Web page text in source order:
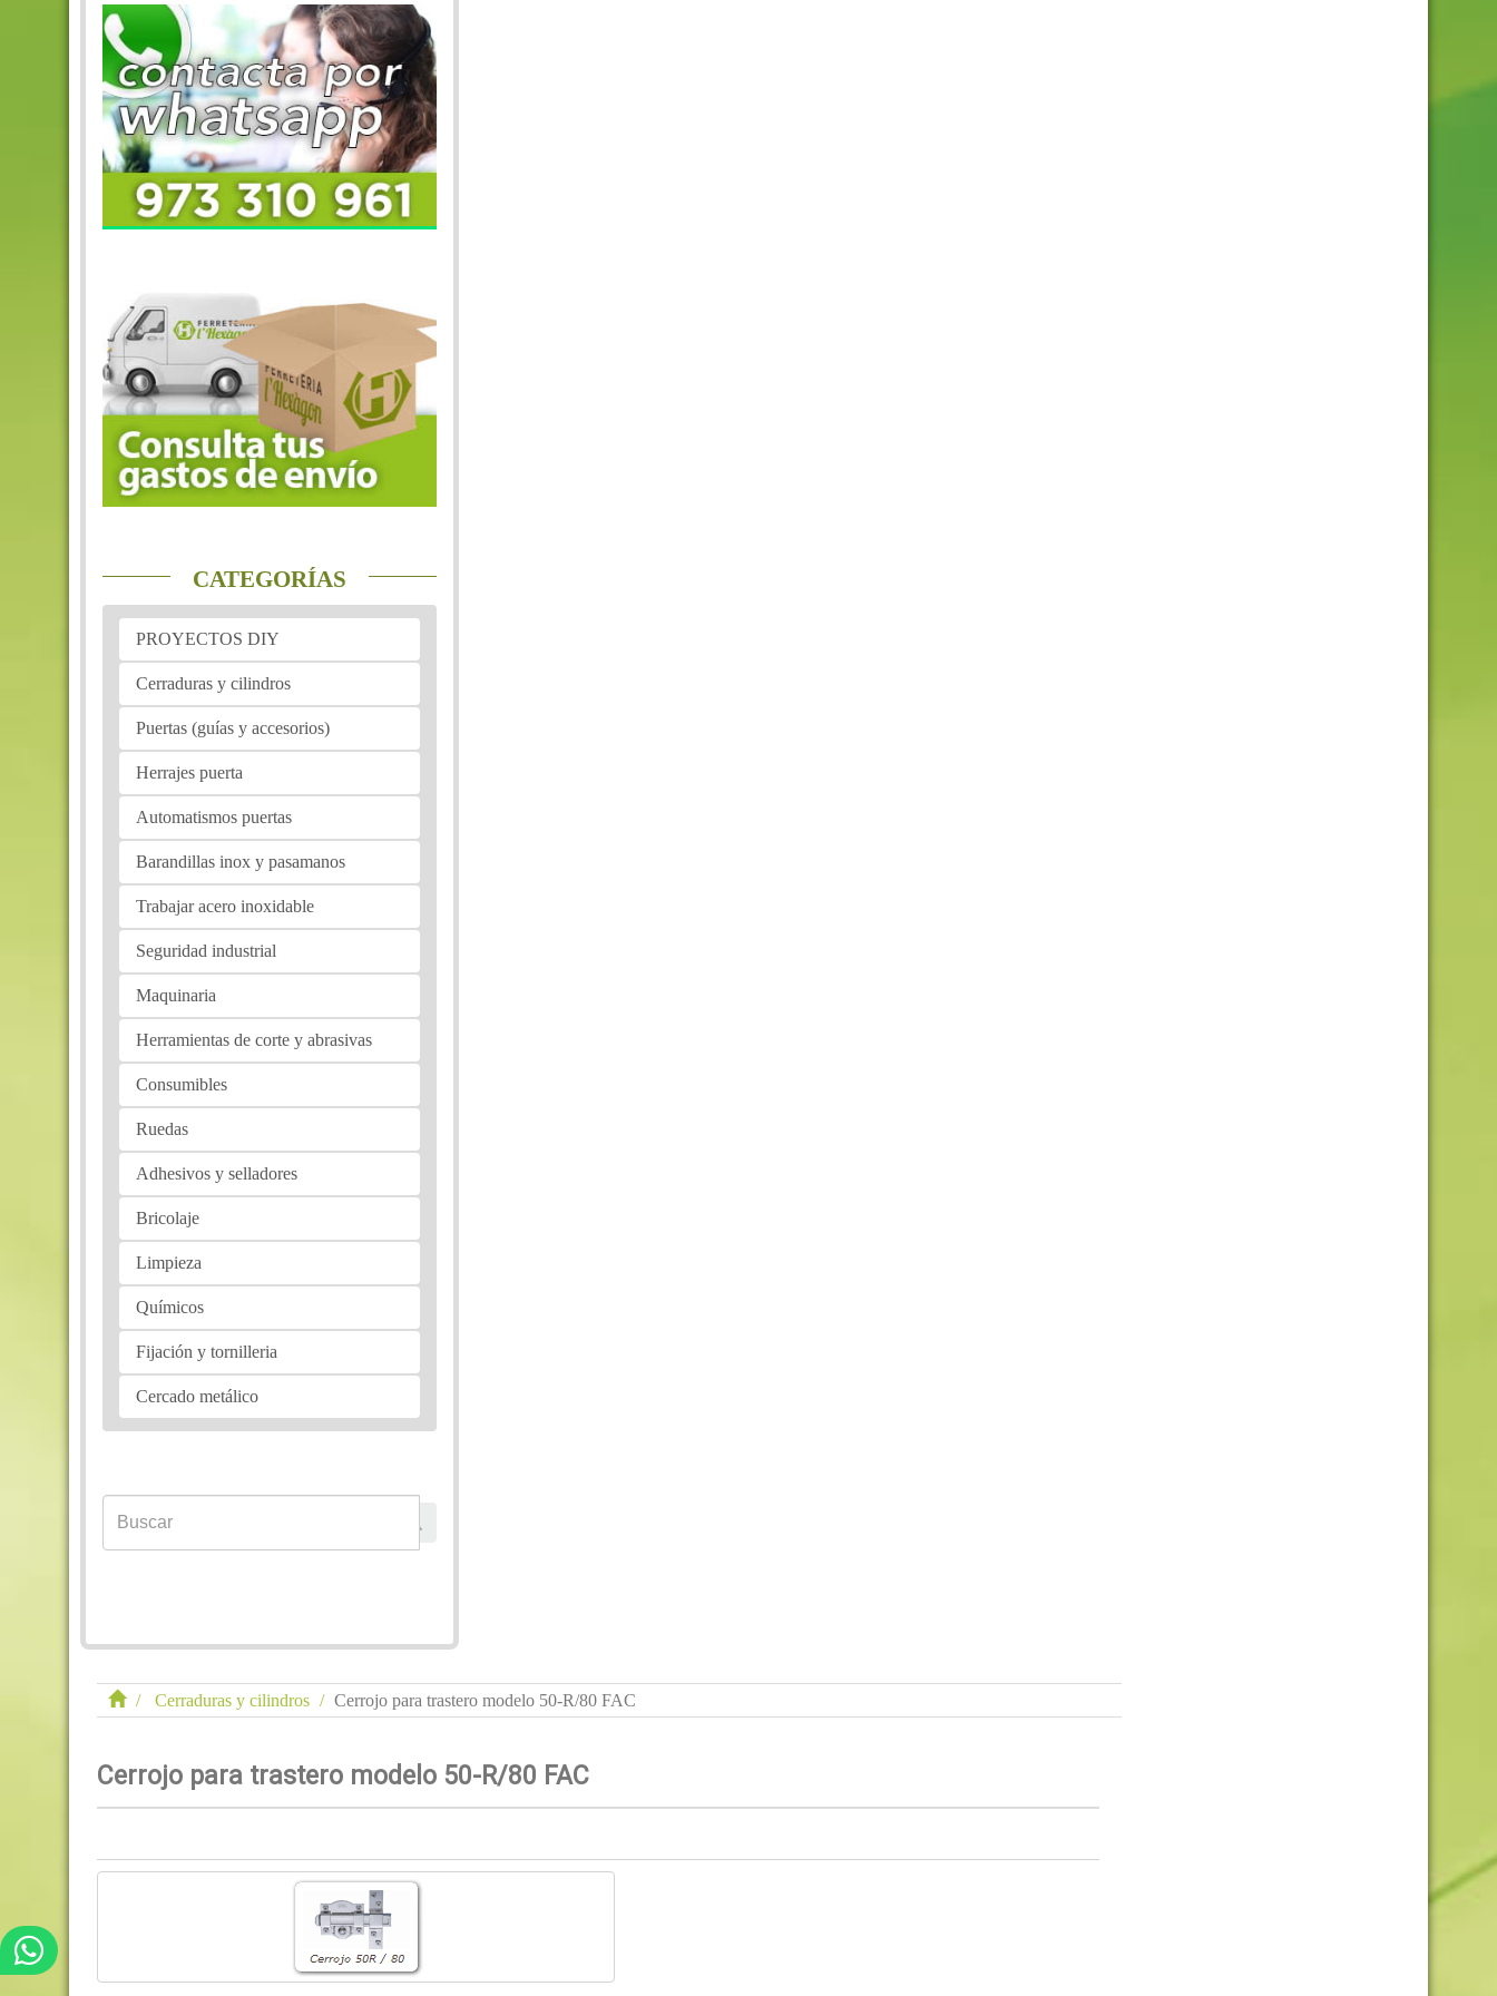
CATEGORÍAS
PROYECTOS DIY
Cerraduras y cilindros
Puertas (guías y accesorios)
Herrajes puerta
Automatismos puertas
Barandillas inox y pasamanos
Trabajar acero inoxidable
Seguridad industrial
Maquinaria
Herramientas de corte y abrasivas
Consumibles
Ruedas
Adhesivos y selladores
Bricolaje
Limpieza
Químicos
Fijación y tornilleria
Cercado metálico
Cerraduras y cilindros Cerrojo para trastero modelo 50-R/80 FAC
Cerrojo para trastero modelo 50-R/80 FAC